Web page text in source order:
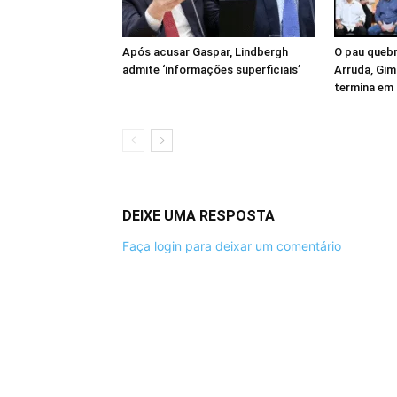
Após acusar Gaspar, Lindbergh
admite ‘informações superficiais’
O pau
Arruda,
termina
DEIXE UMA RESPOSTA
Faça login para deixar um comentário